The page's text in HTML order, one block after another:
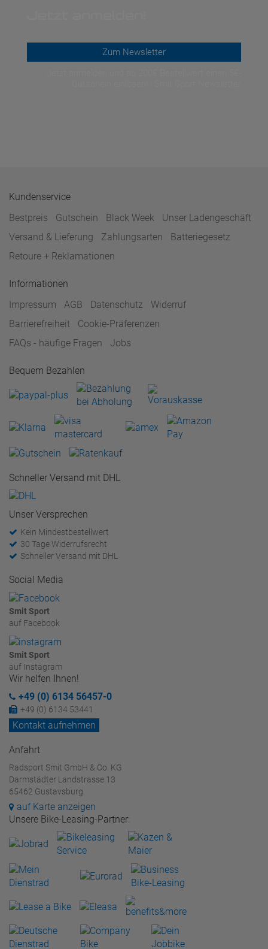
Zum Newsletter
Kundenservice
Bestpreis
Gutschein Black Week
Unser Ladengeschäft
Versand & Lieferung
Zahlungsarten
Batteriegesetz
Retoure + Reklamationen
Informationen
Impressum
AGB Datenschutz
Widerruf
Barrierefreiheit
Cookie-Präferenzen
FAQs - häufige Fragen
Jobs
Bequem Bezahlen
Schneller Versand mit DHL
Unser Versprechen
Kein Mindestbestellwert
30 Tage Widerrufsrecht
Schneller Versand mit DHL
Social Media
Smit Sport
auf Facebook
Smit Sport
auf Instagram
Wir helfen Ihnen!
+49 (0) 6134 56457-0
+49 (0) 6134 53441
Kontakt aufnehmen
Anfahrt
Radsport Smit GmbH & Co. KG
Darmstädter Landstrasse 13
65462 Gustavsburg
auf Karte anzeigen
Unsere Bike-Leasing-Partner: